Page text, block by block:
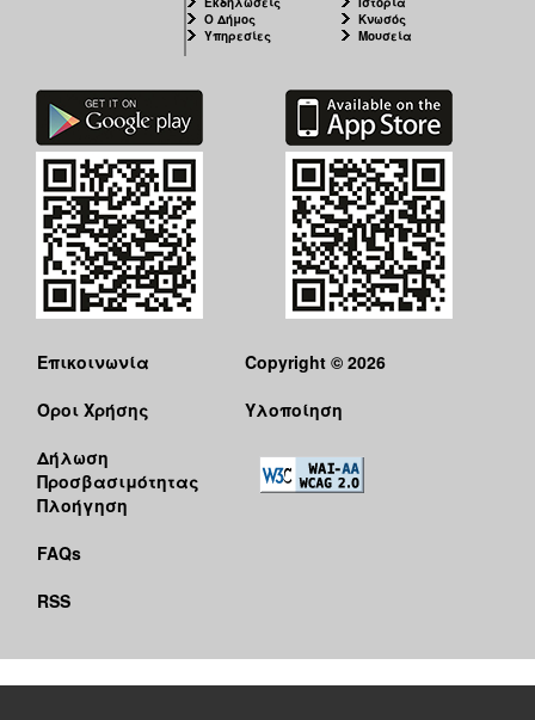
ΜΑΣ
ΠΟΛΙΤΙΣΜΟΣ
ΑΝΘΕΚΤΙΚΗ
ΠΟΛΗ
Ο Δήμος
Υπηρεσίες
Κνωσός
Μουσεία
Επικοινωνία
Όροι Χρήσης
Δήλωση
Προσβασιμότητας
Πλοήγηση
FAQs
RSS
Copyright © 2026
Υλοποίηση